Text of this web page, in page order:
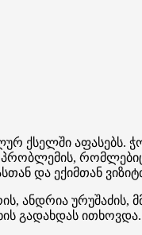
ქსელში აფასებს.
პრობლემის,
და ექიმთან
ანდრია
გადახდას ითხოვდა.